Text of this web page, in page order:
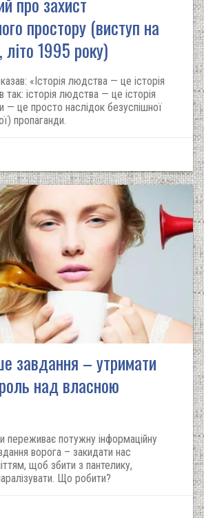
простору (виступ на
літо 1995 року)
«Історія людства — це історія
так: історія людства — це історія
— це просто наслідок безуспішної
пропаганди.
завдання – утримати
над власною
переживає потужну інформаційну
ворога – закидати нас
щоб збити з пантелику,
Що робити?